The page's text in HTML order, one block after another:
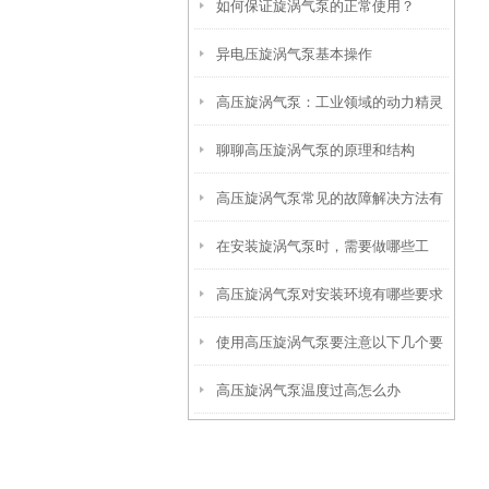
如何保证旋涡气泵的正常使用？
异电压旋涡气泵基本操作
高压旋涡气泵：工业领域的动力精灵
聊聊高压旋涡气泵的原理和结构
高压旋涡气泵常见的故障解决方法有
哪些？
在安装旋涡气泵时，需要做哪些工
作？
高压旋涡气泵对安装环境有哪些要求
使用高压旋涡气泵要注意以下几个要
点
高压旋涡气泵温度过高怎么办